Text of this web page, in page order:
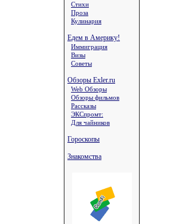
Стихи
Проза
Кулинария
Едем в Америку!
Иммиграция
Визы
Советы
Обзоры Exler.ru
Web Обзоры
Обзоры фильмов
Рассказы
ЭКСпромт:
Для чайников
Гороскопы
Знакомства